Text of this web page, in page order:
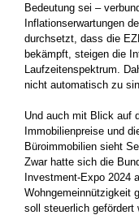
Bedeutung sei –
Inflationserwartungen
durchsetzt, dass die
bekämpft, steigen die
Laufzeitenspektrum.
nicht automatisch zu
Und auch mit Blick auf
Immobilienpreise und
Büroimmobilien sieht
Zwar hatte sich die
Investment-Expo 2024
Wohngemeinnützigkeit
soll steuerlich gefördert